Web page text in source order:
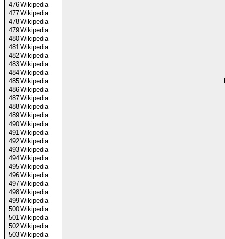
476Wikipedia
477Wikipedia
478Wikipedia
479Wikipedia
480Wikipedia
481Wikipedia
482Wikipedia
483Wikipedia
484Wikipedia
485Wikipedia
486Wikipedia
487Wikipedia
488Wikipedia
489Wikipedia
490Wikipedia
491Wikipedia
492Wikipedia
493Wikipedia
494Wikipedia
495Wikipedia
496Wikipedia
497Wikipedia
498Wikipedia
499Wikipedia
500Wikipedia
501Wikipedia
502Wikipedia
503Wikipedia